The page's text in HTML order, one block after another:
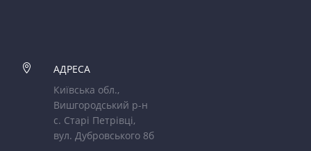

АДРЕСА
Київська обл.,
Вишгородський р-н
с. Старі Петрівці,
вул. Дубровського 8б